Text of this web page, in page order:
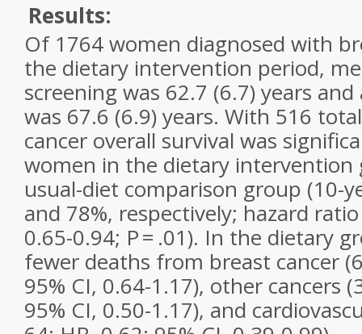
Results:
Of 1764 women diagnosed with
the dietary intervention period,
screening was 62.7 (6.7) years
was 67.6 (6.9) years. With 516
cancer overall survival was
women in the dietary
usual-diet comparison group (10-
and 78%, respectively; hazard
0.65-0.94; P = .01). In the dietary
fewer deaths from breast cancer
95% CI, 0.64-1.17), other cancers
95% CI, 0.50-1.17), and